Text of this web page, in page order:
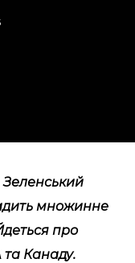
множинне
про
Канаду.